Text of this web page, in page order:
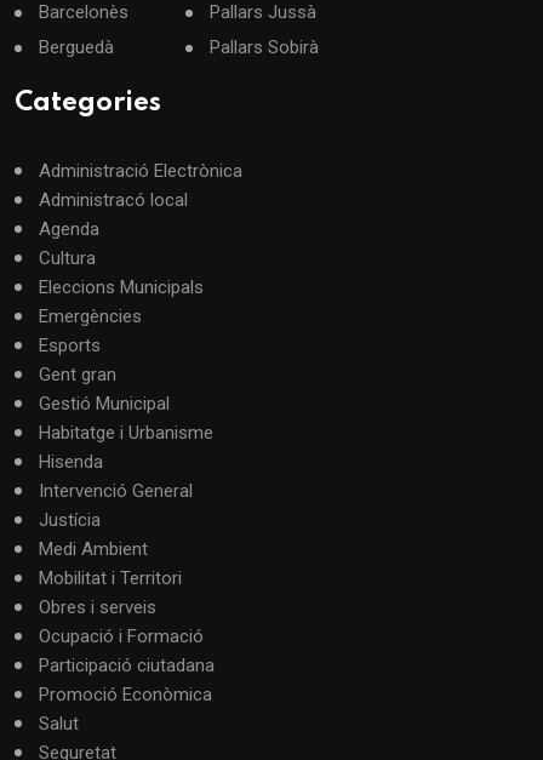
Barcelonès
Berguedà
Pallars Jussà
Pallars Sobirà
Categories
Administració Electrònica
Administracó local
Agenda
Cultura
Eleccions Municipals
Emergències
Esports
Gent gran
Gestió Municipal
Habitatge i Urbanisme
Hisenda
Intervenció General
Justícia
Medi Ambient
Mobilitat i Territori
Obres i serveis
Ocupació i Formació
Participació ciutadana
Promoció Econòmica
Salut
Seguretat